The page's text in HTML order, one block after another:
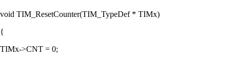
void TIM_ResetCounter(TIM_TypeDef * TIMx)
{
TIMx->CNT = 0;